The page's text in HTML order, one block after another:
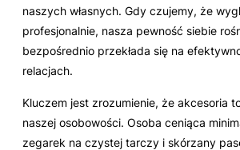
naszych własnych. Gdy czujemy, że
profesjonalnie, nasza pewność siebie
bezpośrednio przekłada się na
relacjach.
Kluczem jest zrozumienie, że akcesoria
naszej osobowości. Osoba ceniąca
zegarek na czystej tarczy i skórzany